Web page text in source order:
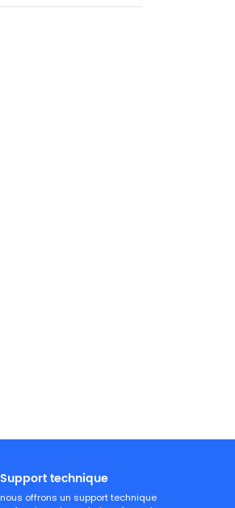
Support technique
nous offrons un support technique